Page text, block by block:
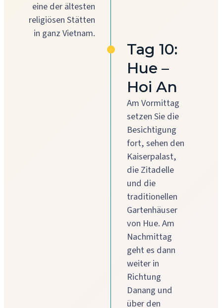
eine der ältesten
religiösen Stätten
in ganz Vietnam.
Tag 10:
Hue –
Hoi An
Am Vormittag
setzen Sie die
Besichtigung
fort, sehen den
Kaiserpalast,
die Zitadelle
und die
traditionellen
Gartenhäuser
von Hue. Am
Nachmittag
geht es dann
weiter in
Richtung
Danang und
über den